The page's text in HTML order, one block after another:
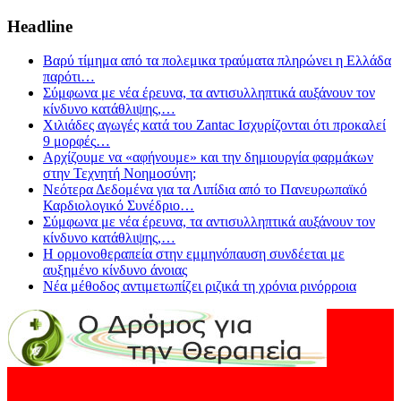
Headline
Βαρύ τίμημα από τα πολεμικα τραύματα πληρώνει η Ελλάδα
παρότι…
Σύμφωνα με νέα έρευνα, τα αντισυλληπτικά αυξάνουν τον
κίνδυνο κατάθλιψης,…
Χιλιάδες αγωγές κατά του Zantac Ισχυρίζονται ότι προκαλεί
9 μορφές…
Αρχίζουμε να «αφήνουμε» και την δημιουργία φαρμάκων
στην Τεχνητή Νοημοσύνη;
Νεότερα Δεδομένα για τα Λιπίδια από το Πανευρωπαϊκό
Καρδιολογικό Συνέδριο…
Σύμφωνα με νέα έρευνα, τα αντισυλληπτικά αυξάνουν τον
κίνδυνο κατάθλιψης,…
Η ορμονοθεραπεία στην εμμηνόπαυση συνδέεται με
αυξημένο κίνδυνο άνοιας
Νέα μέθοδος αντιμετωπίζει ριζικά τη χρόνια ρινόρροια